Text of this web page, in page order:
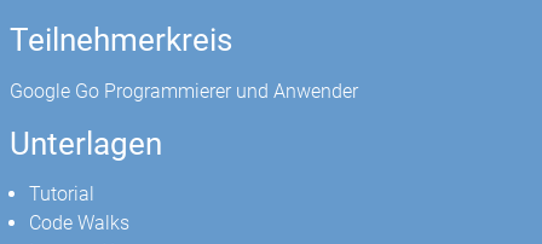
Teilnehmerkreis
Google Go Programmierer und Anwender
Unterlagen
Tutorial
Code Walks